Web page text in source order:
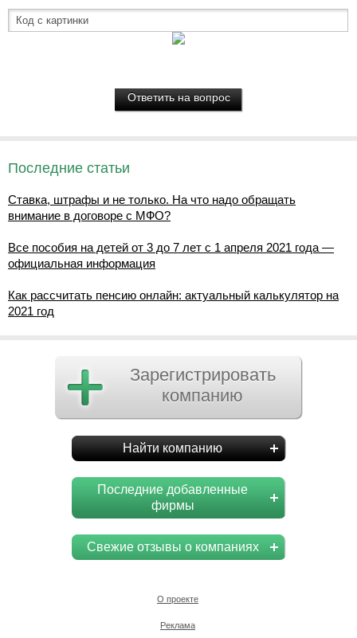
Последние статьи
Ставка, штрафы и не только. На что надо обращать
внимание в договоре с МФО?
Все пособия на детей от 3 до 7 лет с 1 апреля 2021 года —
официальная информация
Как рассчитать пенсию онлайн: актуальный калькулятор на
2021 год
Зарегистрировать
компанию
Найти компанию
Последние добавленные
фирмы
Свежие отзывы о компаниях
О проекте
Реклама